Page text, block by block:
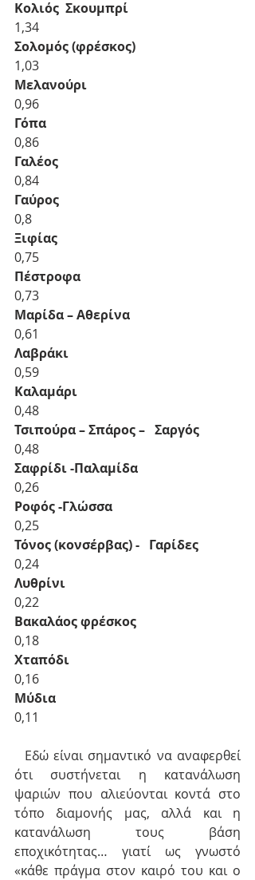
Κολιός  Σκουμπρί
1,34
Σολομός (φρέσκος)
1,03
Μελανούρι
0,96
Γόπα
0,86
Γαλέος
0,84
Γαύρος
0,8
Ξιφίας
0,75
Πέστροφα
0,73
Μαρίδα – Aθερίνα
0,61
Λαβράκι
0,59
Καλαμάρι
0,48
Τσιπούρα – Σπάρος –   Σαργός
0,48
Σαφρίδι -Παλαμίδα
0,26
Ροφός -Γλώσσα
0,25
Τόνος (κονσέρβας) -   Γαρίδες
0,24
Λυθρίνι
0,22
Βακαλάος φρέσκος
0,18
Χταπόδι
0,16
Μύδια
0,11
ότι συστήνεται η κατανάλωση
ψαριών που αλιεύονται κοντά στο
τόπο διαμονής μας, αλλά και η
κατανάλωση τους βάση
εποχικότητας… γιατί ως γνωστό
«κάθε πράγμα στον καιρό του και ο